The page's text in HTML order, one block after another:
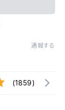
通報する
(1859)